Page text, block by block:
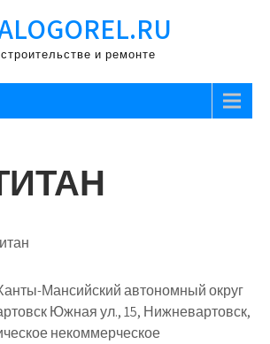
и ремонте
Мансийский автономный округ
Южная ул., 15, Нижневартовск,
некоммерческое